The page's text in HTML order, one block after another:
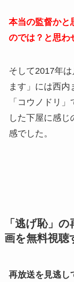
本当の監督かと
のでは？と思わ
そして2017年
ます」には西内
「コウノドリ
した下屋に感
感でした。
「逃げ恥」
画を無料視聴
再放送を見逃し